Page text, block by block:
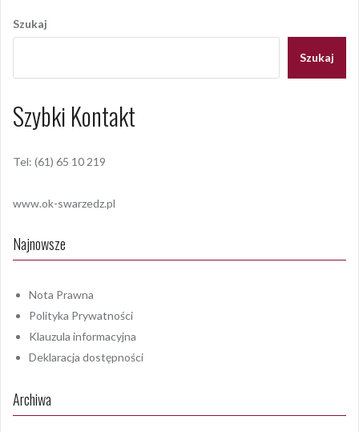
wpisu
Szukaj
Szukaj
Szybki Kontakt
Tel: (61) 65 10 219
www.ok-swarzedz.pl
Najnowsze
Nota Prawna
Polityka Prywatności
Klauzula informacyjna
Deklaracja dostępności
Archiwa